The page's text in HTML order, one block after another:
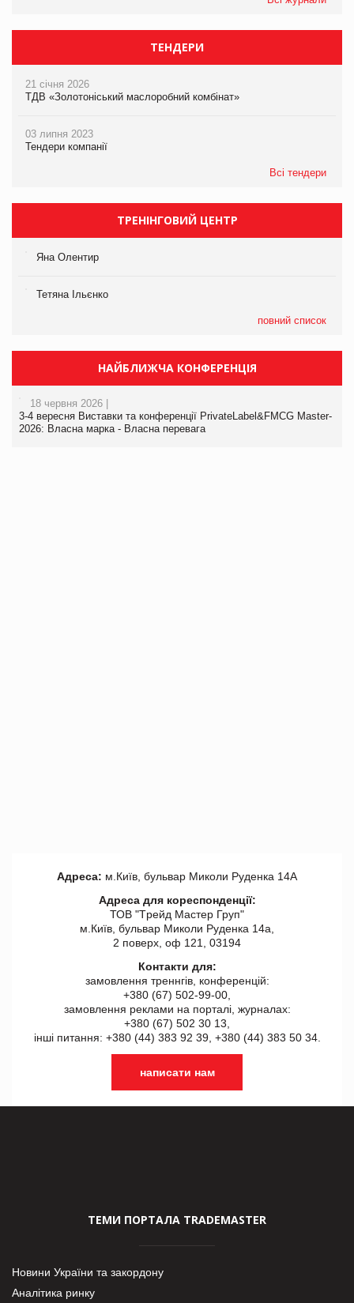
ТЕНДЕРИ
21 січня 2026
ТДВ «Золотоніський маслоробний комбінат»
03 липня 2023
Тендери компанії
Всі тендери
ТРЕНІНГОВИЙ ЦЕНТР
Яна Олентир
Тетяна Ільєнко
повний список
НАЙБЛИЖЧА КОНФЕРЕНЦІЯ
18 червня 2026 |
3-4 вересня Виставки та конференції PrivateLabel&FMCG Master-
2026: Власна марка - Власна перевага
Адреса: м.Київ, бульвар Миколи Руденка 14А
Адреса для кореспонденції:
ТОВ "Tрейд Мастер Груп"
м.Київ, бульвар Миколи Руденка 14а,
2 поверх, оф 121, 03194
Контакти для:
замовлення треннгів, конференцій:
+380 (67) 502-99-00,
замовлення реклами на порталі, журналах:
+380 (67) 502 30 13,
інші питання: +380 (44) 383 92 39, +380 (44) 383 50 34.
написати нам
ТЕМИ ПОРТАЛА TRADEMASTER
Новини України та закордону
Аналітика ринку